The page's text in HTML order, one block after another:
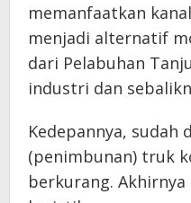
memanfaatkan
menjadi alternatif
dari Pelabuhan
industri dan
Kedepannya,
(penimbunan) truk
berkurang.